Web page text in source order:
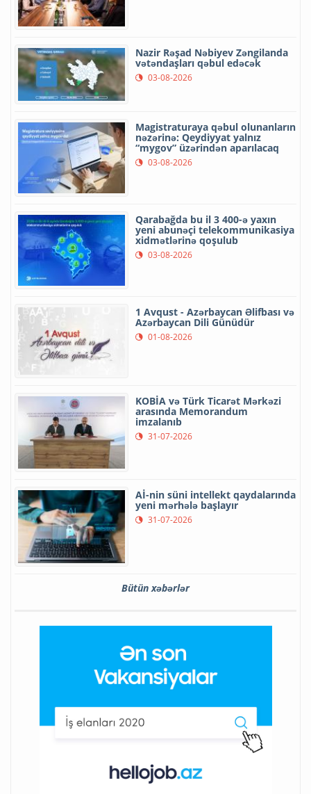
Nazir Rəşad Nəbiyev Zəngilanda
vətəndaşları qəbul edəcək
03-08-2026
Magistraturaya qəbul olunanların
nəzərinə: Qeydiyyat yalnız
“mygov” üzərindən aparılacaq
03-08-2026
Qarabağda bu il 3 400-ə yaxın
yeni abunəçi telekommunikasiya
xidmətlərinə qoşulub
03-08-2026
1 Avqust - Azərbaycan Əlifbası və
Azərbaycan Dili Günüdür
01-08-2026
KOBİA və Türk Ticarət Mərkəzi
arasında Memorandum
imzalanıb
31-07-2026
Aİ-nin süni intellekt qaydalarında
yeni mərhələ başlayır
31-07-2026
Bütün xəbərlər